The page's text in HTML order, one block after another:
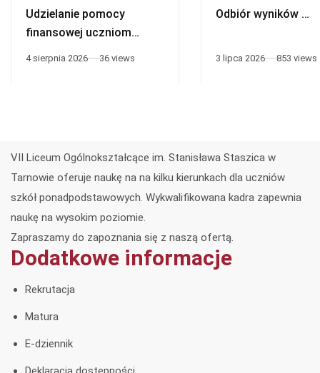
Udzielanie pomocy
finansowej uczniom
4 sierpnia 2026 36 views
Odbiór wyników …
3 lipca 2026 853 views
VII Liceum Ogólnokształcące im. Stanisława Staszica w
Tarnowie oferuje naukę na na kilku kierunkach dla uczniów
szkół ponadpodstawowych. Wykwalifikowana kadra zapewnia
naukę na wysokim poziomie.
Zapraszamy do zapoznania się z naszą ofertą.
Dodatkowe informacje
Rekrutacja
Matura
E-dziennik